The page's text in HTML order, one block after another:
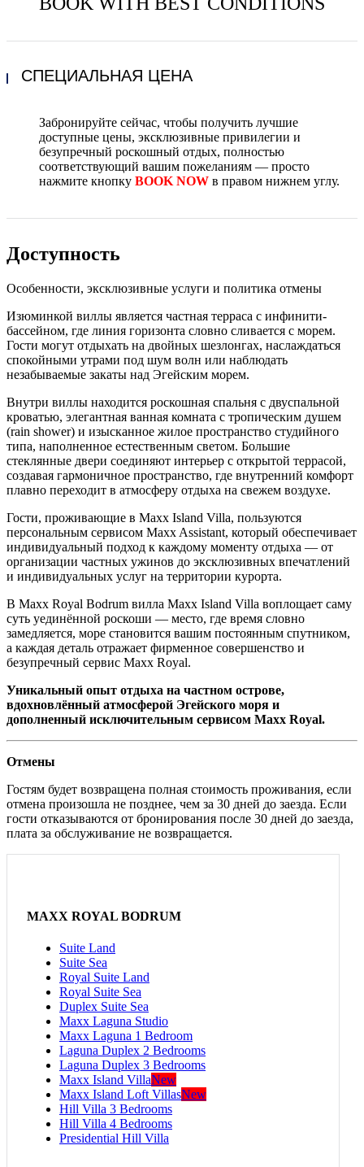
СПЕЦИАЛЬНАЯ ЦЕНА
Забронируйте сейчас, чтобы получить лучшие
доступные цены, эксклюзивные привилегии и
безупречный роскошный отдых, полностью
соответствующий вашим пожеланиям — просто
нажмите кнопку BOOK NOW в правом нижнем углу.
Доступность
Особенности, эксклюзивные услуги и политика отмены
Изюминкой виллы является частная терраса с инфинити-
бассейном, где линия горизонта словно сливается с морем.
Гости могут отдыхать на двойных шезлонгах, наслаждаться
спокойными утрами под шум волн или наблюдать
незабываемые закаты над Эгейским морем.
Внутри виллы находится роскошная спальня с двуспальной
кроватью, элегантная ванная комната с тропическим душем
(rain shower) и изысканное жилое пространство студийного
типа, наполненное естественным светом. Большие
стеклянные двери соединяют интерьер с открытой террасой,
создавая гармоничное пространство, где внутренний комфорт
плавно переходит в атмосферу отдыха на свежем воздухе.
Гости, проживающие в Maxx Island Villa, пользуются
персональным сервисом Maxx Assistant, который обеспечивает
индивидуальный подход к каждому моменту отдыха — от
организации частных ужинов до эксклюзивных впечатлений
и индивидуальных услуг на территории курорта.
В Maxx Royal Bodrum вилла Maxx Island Villa воплощает саму
суть уединённой роскоши — место, где время словно
замедляется, море становится вашим постоянным спутником,
а каждая деталь отражает фирменное совершенство и
безупречный сервис Maxx Royal.
Уникальный опыт отдыха на частном острове,
вдохновлённый атмосферой Эгейского моря и
дополненный исключительным сервисом Maxx Royal.
Отмены
Гостям будет возвращена полная стоимость проживания, если
отмена произошла не позднее, чем за 30 дней до заезда. Если
гости отказываются от бронирования после 30 дней до заезда,
плата за обслуживание не возвращается.
MAXX ROYAL BODRUM
Suite Land
Suite Sea
Royal Suite Land
Royal Suite Sea
Duplex Suite Sea
Maxx Laguna Studio
Maxx Laguna 1 Bedroom
Laguna Duplex 2 Bedrooms
Laguna Duplex 3 Bedrooms
Maxx Island VillaNew
Maxx Island Loft VillasNew
Hill Villa 3 Bedrooms
Hill Villa 4 Bedrooms
Presidential Hill Villa